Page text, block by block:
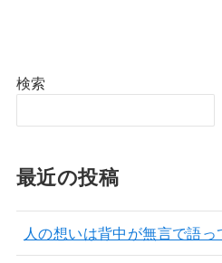
検索
最近の投稿
人の想いは背中が無言で語っ